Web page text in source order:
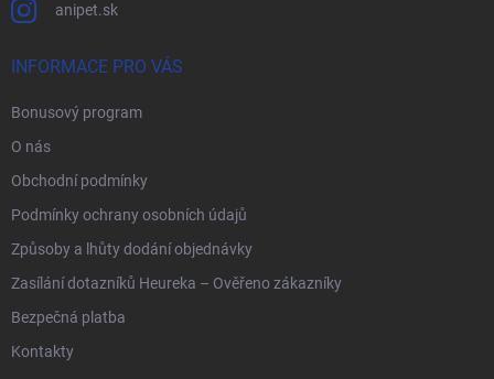
anipet.sk
INFORMACE PRO VÁS
Bonusový program
O nás
Obchodní podmínky
Podmínky ochrany osobních údajů
Způsoby a lhůty dodání objednávky
Zasílání dotazníků Heureka – Ověřeno zákazníky
Bezpečná platba
Kontakty